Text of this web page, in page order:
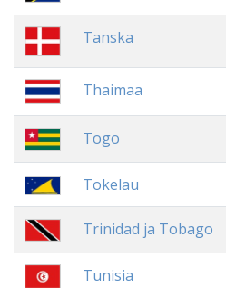
Tanska
Thaimaa
Togo
Tokelau
Trinidad ja Tobago
Tunisia